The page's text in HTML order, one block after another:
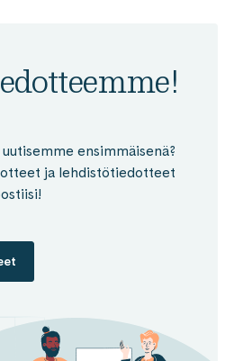
ensimmäisenä?
ja lehdistötiedotteet